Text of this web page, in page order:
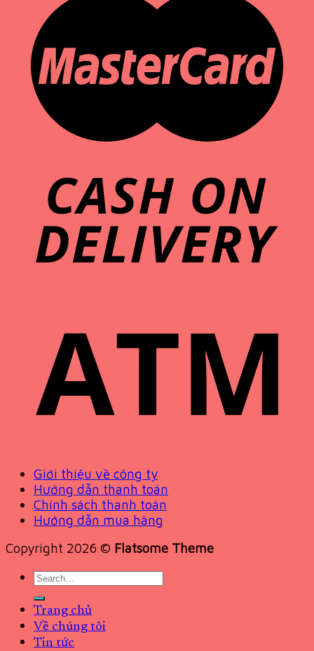
Giới thiệu về công ty
Hướng dẫn thanh toán
Chính sách thanh toán
Hướng dẫn mua hàng
Copyright 2026 © Flatsome Theme
Search
Trang chủ
Về chúng tôi
Tin tức